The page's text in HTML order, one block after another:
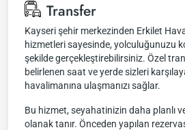
Transfer
Kayseri şehir merkezinden Erkilet
hizmetleri sayesinde, yolculuğunuzu
şekilde gerçekleştirebilirsiniz. Özel
belirlenen saat ve yerde sizleri
havalimanına ulaşmanızı sağlar.
Bu hizmet, seyahatinizin daha planlı
olanak tanır. Önceden yapılan